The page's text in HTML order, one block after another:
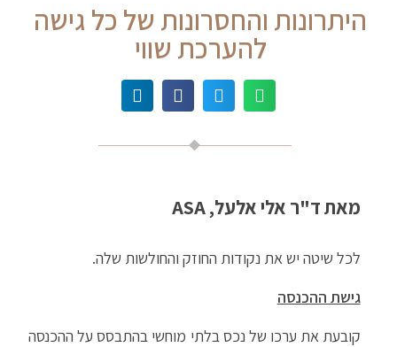
היתרונות והחסרונות של כל גישה
להערכת שווי
מאת ד"ר אלי אלעל, ASA
לכל שיטה יש את נקודות החוזק והחולשות שלה.
גישת ההכנסה
קובעת את ערכו של נכס בלתי מוחשי בהתבסס על ההכנסה